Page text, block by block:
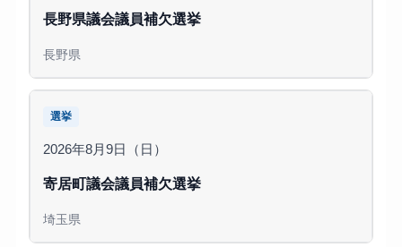
長野県議会議員補欠選挙
長野県
選挙
2026年8月9日（日）
寄居町議会議員補欠選挙
埼玉県